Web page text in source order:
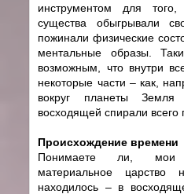
инструментом для
существа обыгрывали
пожинали физические
ментальные образы.
возможным, что внутри
некоторые части – как,
вокруг планеты
восходящей спирали всего
Происхождение времени
Понимаете ли, мои
материальное царство
находилось – в